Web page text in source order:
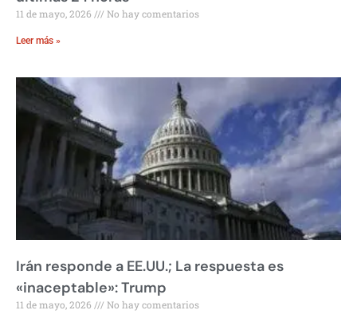
11 de mayo, 2026 No hay comentarios
Leer más »
Irán responde a EE.UU.; La respuesta es
«inaceptable»: Trump
11 de mayo, 2026 No hay comentarios